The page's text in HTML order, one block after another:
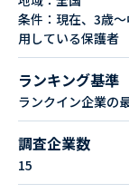
条件：現在、3歳
用している保護者
ランキング基準
ランクイン企業の
調査企業数
15